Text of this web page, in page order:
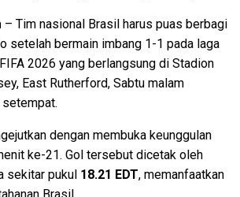
– Tim nasional Brasil harus puas berbagi
setelah bermain imbang 1-1 pada laga
2026 yang berlangsung di Stadion
East Rutherford, Sabtu malam
dengan membuka keunggulan
ke-21. Gol tersebut dicetak oleh
sekitar pukul 18.21 EDT, memanfaatkan